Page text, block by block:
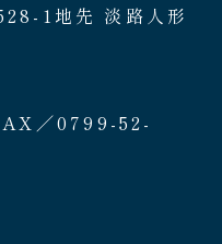
1地先 淡路人形
／0799-52-